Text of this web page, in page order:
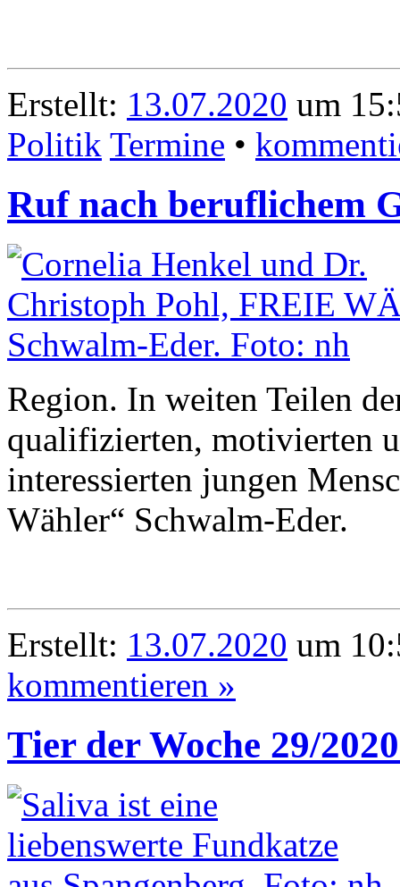
Erstellt: 13.07.2020 um
Politik Termine •
Ruf nach beruflichem
Region. In weiten Teilen
qualifizierten, motivierten
interessierten jungen
Wähler“ Schwalm-Eder.
Erstellt: 13.07.2020 um
kommentieren »
Tier der Woche 29/